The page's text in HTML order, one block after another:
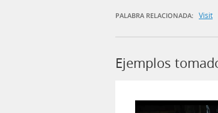
PALABRA RELACIONADA: Visit
Ejemplos